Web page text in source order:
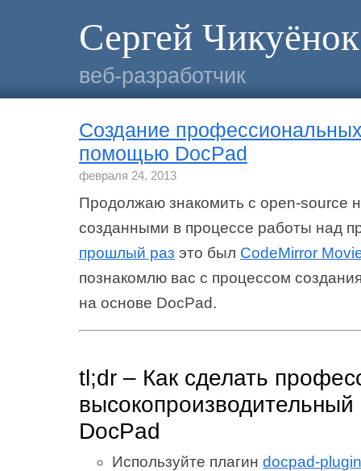
Сергей Чикуёнок
веб-разработчик
Создание
помощью DocPad
февраля 24, 2013
Продолжаю знакомить с open-source
созданными в процессе работы над
прошлый раз это был CodeMirror
познакомлю вас с процессом
на основе DocPad.
tl;dr – Как сделать
высокопроизводительный
DocPad
Используйте плагинdocpad-